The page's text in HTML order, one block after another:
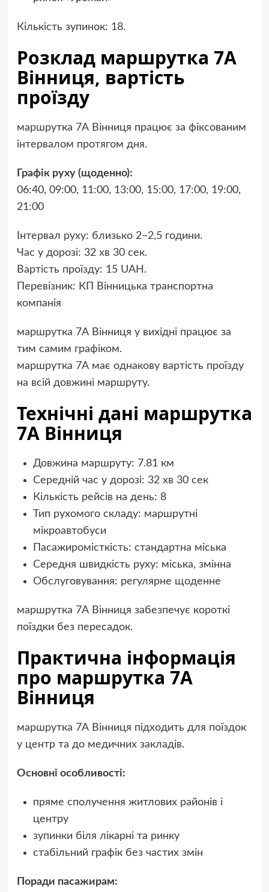
Кількість зупинок: 18.
Розклад маршрутка 7А
Вінниця, вартість
проїзду
маршрутка 7А Вінниця працює за фіксованим
інтервалом протягом дня.
Графік руху (щоденно):
06:40, 09:00, 11:00, 13:00, 15:00, 17:00, 19:00,
21:00
Інтервал руху: близько 2–2,5 години.
Час у дорозі: 32 хв 30 сек.
Вартість проїзду: 15 UAH.
Перевізник: КП Вінницька транспортна
компанія
маршрутка 7А Вінниця у вихідні працює за
тим самим графіком.
маршрутка 7А має однакову вартість проїзду
на всій довжині маршруту.
Технічні дані маршрутка
7А Вінниця
Довжина маршруту: 7.81 км
Середній час у дорозі: 32 хв 30 сек
Кількість рейсів на день: 8
Тип рухомого складу: маршрутні
мікроавтобуси
Пасажиромісткість: стандартна міська
Середня швидкість руху: міська, змінна
Обслуговування: регулярне щоденне
маршрутка 7А Вінниця забезпечує короткі
поїздки без пересадок.
Практична інформація
про маршрутка 7А
Вінниця
маршрутка 7А Вінниця підходить для поїздок
у центр та до медичних закладів.
Основні особливості:
пряме сполучення житлових районів і
центру
зупинки біля лікарні та ринку
стабільний графік без частих змін
Поради пасажирам: